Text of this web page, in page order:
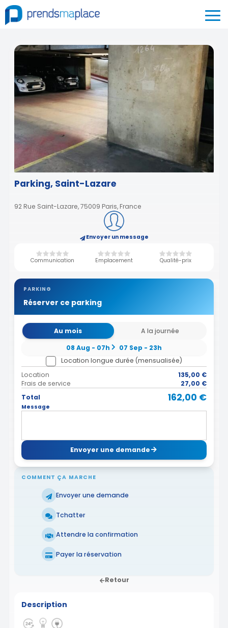
Parking, Saint-Lazare
92 Rue Saint-Lazare, 75009 Paris, France
Envoyer un message
Communication Emplacement Qualité-prix
PARKING
Réserver ce parking
Au mois
A la journée
08 Aug - 07h
07 Sep - 23h
Location longue durée (mensualisée)
Location
135,00 €
Frais de service
27,00 €
Total
162,00 €
Message
Envoyer une demande
COMMENT ÇA MARCHE
Envoyer une demande
Tchatter
Attendre la confirmation
Payer la réservation
Retour
Description